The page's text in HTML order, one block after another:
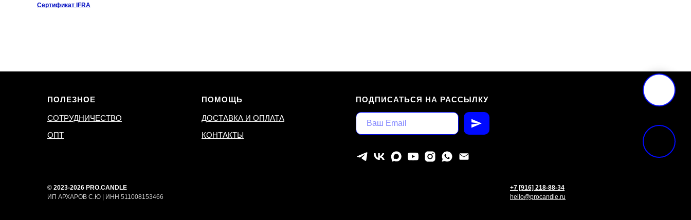
Сертификат IFRA
ПОЛЕЗНОЕ
СОТРУДНИЧЕСТВО
ОПТ
ПОМОЩЬ
ДОСТАВКА И ОПЛАТА
КОНТАКТЫ
ПОДПИСАТЬСЯ НА РАССЫЛКУ
© 2023-2026 PRO.CANDLE
ИП АРХАРОВ С.Ю | ИНН 511008153466
+7 [916] 218-88-34
hello@procandle.ru